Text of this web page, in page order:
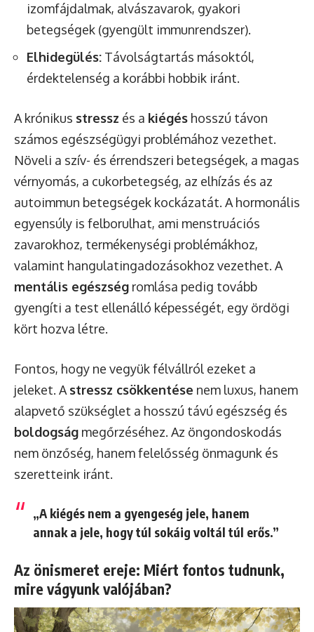
izomfájdalmak, alvászavarok, gyakori
betegségek (gyengült immunrendszer).
Elhidegülés: Távolságtartás másoktól,
érdektelenség a korábbi hobbik iránt.
A krónikus stressz és a kiégés hosszú távon
számos egészségügyi problémához vezethet.
Növeli a szív- és érrendszeri betegségek, a magas
vérnyomás, a cukorbetegség, az elhízás és az
autoimmun betegségek kockázatát. A hormonális
egyensúly is felborulhat, ami menstruációs
zavarokhoz, termékenységi problémákhoz,
valamint hangulatingadozásokhoz vezethet. A
mentális egészség romlása pedig tovább
gyengíti a test ellenálló képességét, egy ördögi
kört hozva létre.
Fontos, hogy ne vegyük félvállról ezeket a
jeleket. Astressz csökkentése nem luxus, hanem
alapvető szükséglet a hosszú távú egészség és
boldogság megőrzéséhez. Az öngondoskodás
nem önzőség, hanem felelősség önmagunk és
szeretteink iránt.
„A kiégés nem a gyengeség jele, hanem
annak a jele, hogy túl sokáig voltál túl erős.”
Az önismeret ereje: Miért fontos tudnunk,
mire vágyunk valójában?